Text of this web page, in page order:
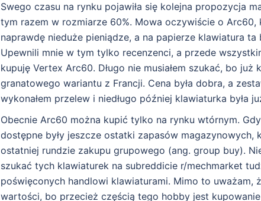
Swego czasu na rynku pojawiła się kolejna propozycja
tym razem w rozmiarze 60%. Mowa oczywiście o Arc60,
naprawdę nieduże pieniądze, a na papierze klawiatura ta
Upewnili mnie w tym tylko recenzenci, a przede
kupuję Vertex Arc60. Długo nie musiałem szukać, bo
granatowego wariantu z Francji. Cena była dobra, a
wykonałem przelew i niedługo później klawiaturka była
Obecnie Arc60 można kupić tylko na rynku wtórnym.
dostępne były jeszcze ostatki zapasów magazynowych,
ostatniej rundzie zakupu grupowego (ang. group buy).
szukać tych klawiaturek na subreddicie r/mechmarket
poświęconych handlowi klawiaturami. Mimo to uważam,
wartości, bo przecież częścią tego hobby jest